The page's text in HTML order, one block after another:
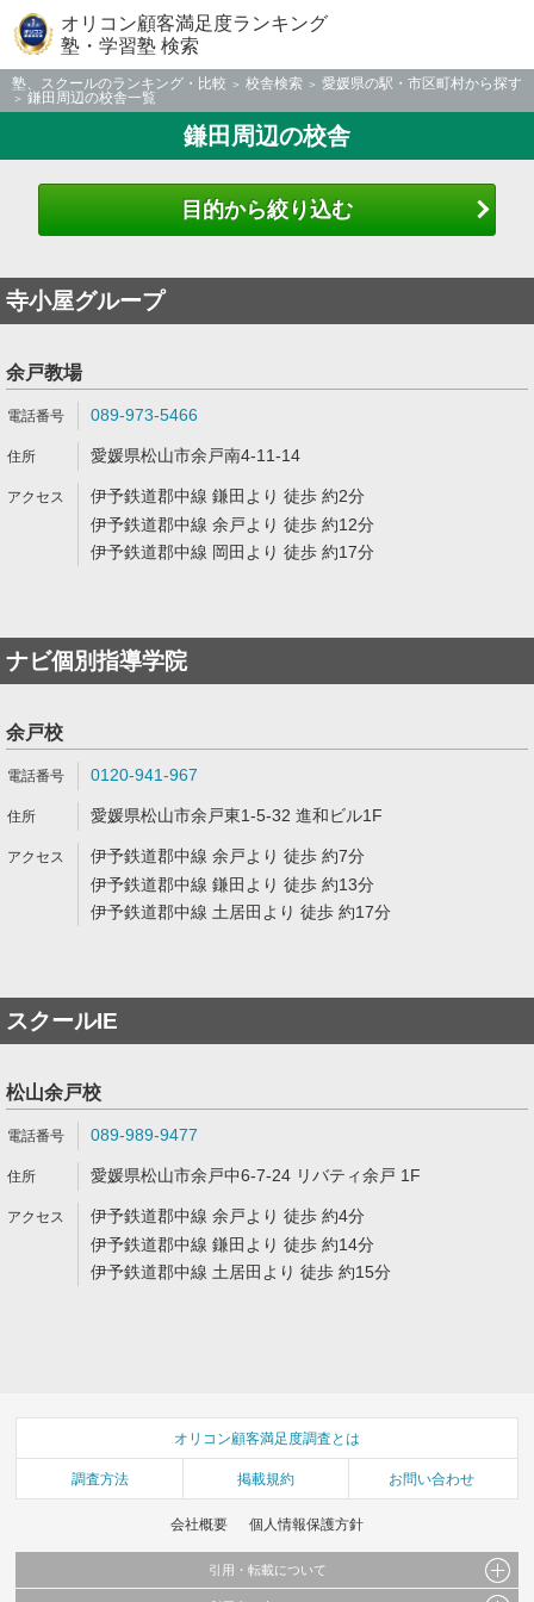
オリコン顧客満足度ランキング
塾・学習塾 検索
塾、スクールのランキング・比較 校舎検索
愛媛県の駅・市区町村から探す
鎌田周辺の校舎一覧
鎌田周辺の校舎
目的から絞り込む
寺小屋グループ
余戸教場
089-973-5466
愛媛県松山市余戸南4-11-14
伊予鉄道郡中線 鎌田より 徒歩 約2分
伊予鉄道郡中線 余戸より 徒歩 約12分
伊予鉄道郡中線 岡田より 徒歩 約17分
ナビ個別指導学院
余戸校
0120-941-967
愛媛県松山市余戸東1-5-32 進和ビル1F
伊予鉄道郡中線 余戸より 徒歩 約7分
伊予鉄道郡中線 鎌田より 徒歩 約13分
伊予鉄道郡中線 土居田より 徒歩 約17分
スクールIE
松山余戸校
089-989-9477
愛媛県松山市余戸中6-7-24 リバティ余戸 1F
伊予鉄道郡中線 余戸より 徒歩 約4分
伊予鉄道郡中線 鎌田より 徒歩 約14分
伊予鉄道郡中線 土居田より 徒歩 約15分
オリコン顧客満足度調査とは
調査方法 掲載規約 お問い合わせ
会社概要 個人情報保護方針
引用・転載について